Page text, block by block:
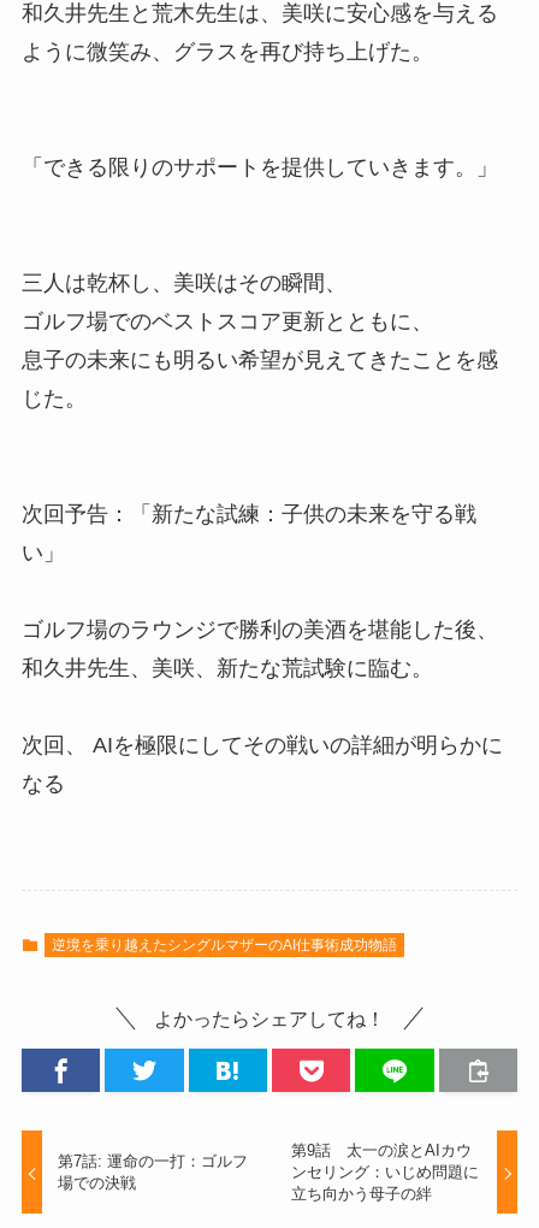
和久井先生と荒木先生は、美咲に安心感を与える
ように微笑み、グラスを再び持ち上げた。
「できる限りのサポートを提供していきます。」
三人は乾杯し、美咲はその瞬間、
ゴルフ場でのベストスコア更新とともに、
息子の未来にも明るい希望が見えてきたことを感
じた。
次回予告：「新たな試練：子供の未来を守る戦
い」
ゴルフ場のラウンジで勝利の美酒を堪能した後、
和久井先生、美咲、新たな荒試験に臨む。
次回、 AIを極限にしてその戦いの詳細が明らかに
なる
逆境を乗り越えたシングルマザーのAI仕事術成功物語
よかったらシェアしてね！
第7話: 運命の一打：ゴルフ
場での決戦
第9話 太一の涙とAIカウ
ンセリング：いじめ問題に
立ち向かう母子の絆